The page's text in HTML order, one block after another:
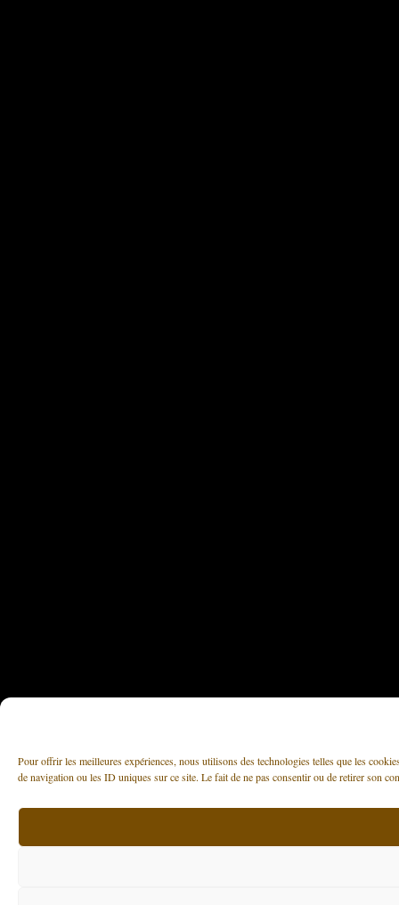
Pour offrir les meilleures expériences, nous utilisons des technologies telles que les
de navigation ou les ID uniques sur ce site. Le fait de ne pas consentir ou de retirer son